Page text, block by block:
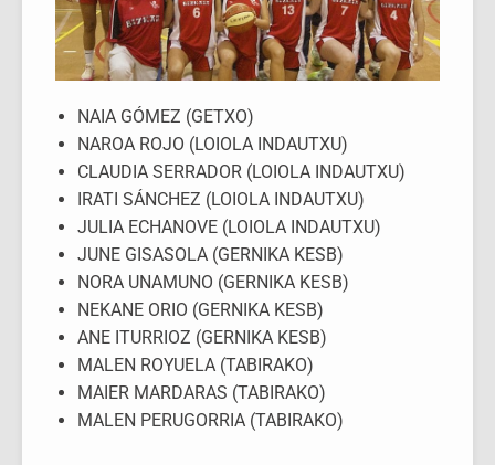
NAIA GÓMEZ (GETXO)
NAROA ROJO (LOIOLA INDAUTXU)
CLAUDIA SERRADOR (LOIOLA INDAUTXU)
IRATI SÁNCHEZ (LOIOLA INDAUTXU)
JULIA ECHANOVE (LOIOLA INDAUTXU)
JUNE GISASOLA (GERNIKA KESB)
NORA UNAMUNO (GERNIKA KESB)
NEKANE ORIO (GERNIKA KESB)
ANE ITURRIOZ (GERNIKA KESB)
MALEN ROYUELA (TABIRAKO)
MAIER MARDARAS (TABIRAKO)
MALEN PERUGORRIA (TABIRAKO)